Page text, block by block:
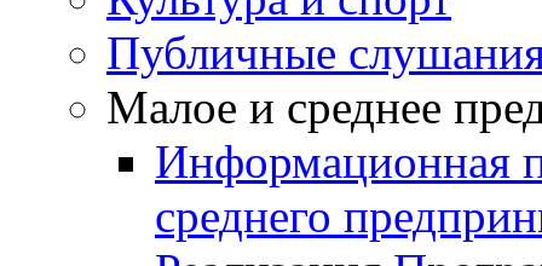
Публичные
Малое и среднее
Информационная
среднего